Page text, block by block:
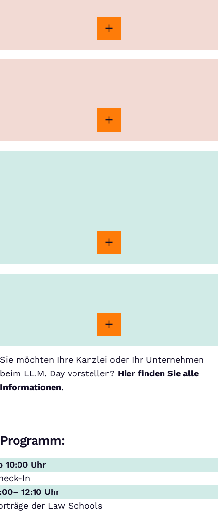
Sie möchten Ihre Kanzlei oder Ihr Unternehmen
beim LL.M. Day vorstellen? Hier finden Sie alle
Informationen.
Programm:
10:00 Uhr
In
12:10 Uhr
der Law Schools